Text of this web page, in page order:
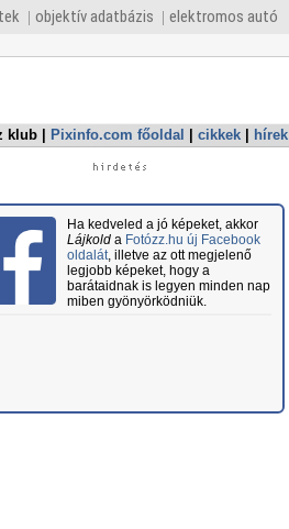
objektív adatbázis elektromos autó
klub Pixinfo.com főoldal cikkek hírek
Ha kedveled a jó képeket, akkor
Lájkolda Fotózz.hu új Facebook
oldalát, illetve az ott megjelenő
legjobb képeket, hogy a
barátaidnak is legyen minden nap
miben gyönyörködniük.